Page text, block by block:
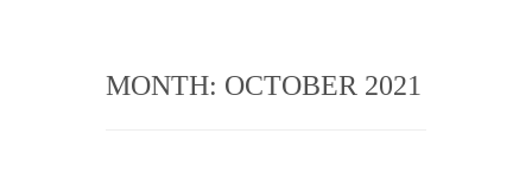
MONTH: OCTOBER 2021